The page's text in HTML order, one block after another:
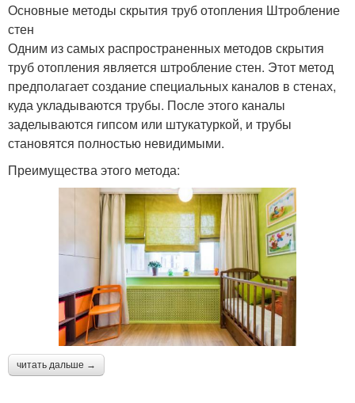
Основные методы скрытия труб отопления Штробление
стен
Одним из самых распространенных методов скрытия
труб отопления является штробление стен. Этот метод
предполагает создание специальных каналов в стенах,
куда укладываются трубы. После этого каналы
заделываются гипсом или штукатуркой, и трубы
становятся полностью невидимыми.
Преимущества этого метода:
читать дальше →